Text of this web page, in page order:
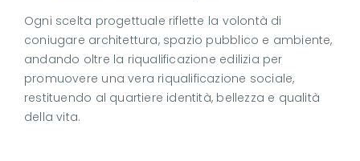
Ogni scelta progettuale riflette la volontà di
coniugare architettura, spazio pubblico e ambiente,
andando oltre la riqualificazione edilizia per
promuovere una vera riqualificazione sociale,
restituendo al quartiere identità, bellezza e qualità
della vita.